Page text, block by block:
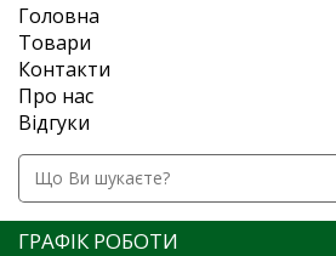
Головна
Товари
Контакти
Про нас
Відгуки
ГРАФІК РОБОТИ